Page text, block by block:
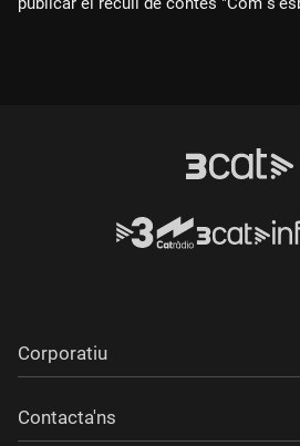
Corporatiu
Contacta'ns